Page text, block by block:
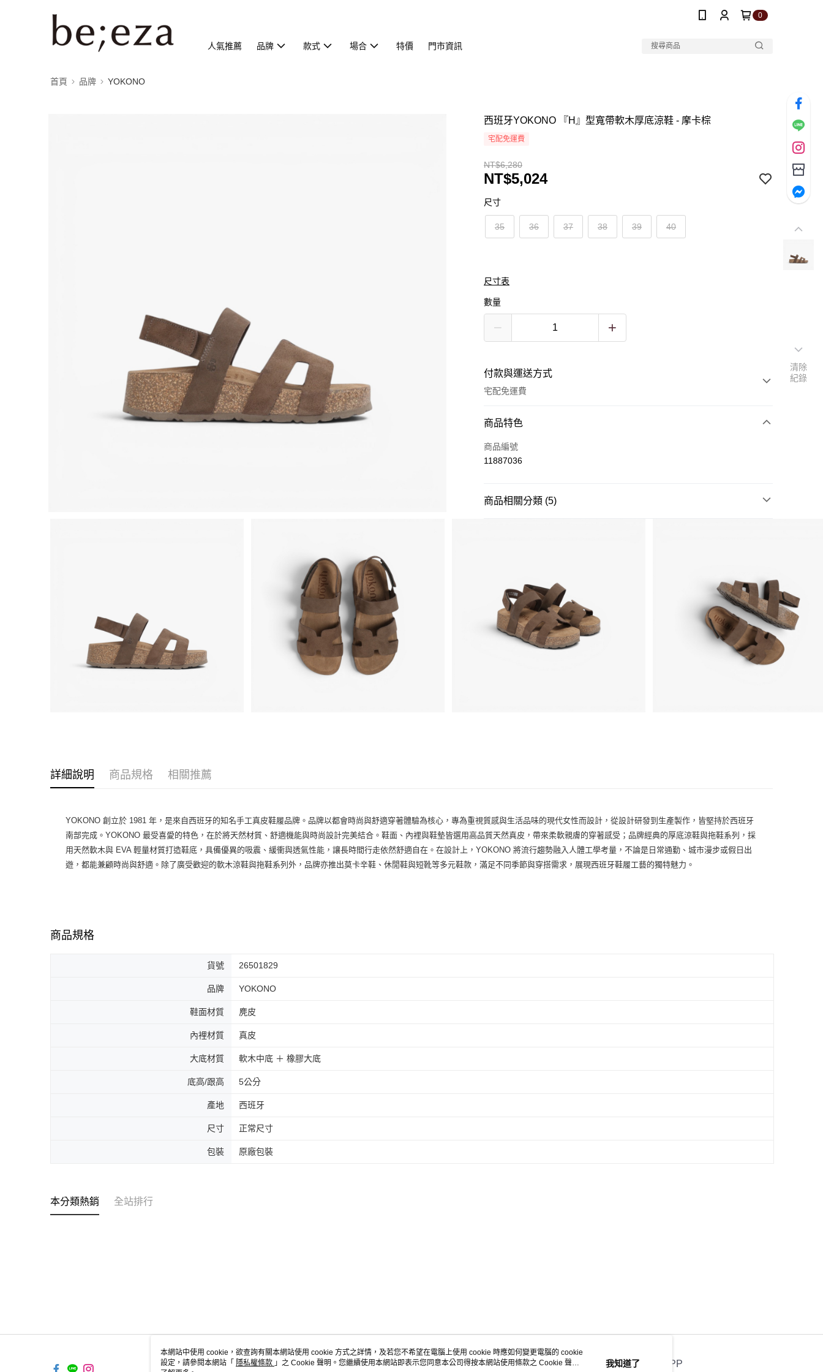
0
人氣推薦 品牌 款式 場合 特價 門市資訊
首頁 品牌 YOKONO
西班牙YOKONO 『H』型寬帶軟木厚底涼鞋 - 摩卡棕
宅配免運費
NT$6,280
NT$5,024
尺寸
35 36 37 38 39 40
尺寸表
數量
付款與運送方式
宅配免運費
付款方式
信用卡一次付款
免運費
商品特色
商品編號
11887036
商品相關分類 (5)
假期派對
戶外流行
詳細說明 商品規格 相關推薦
YOKONO 創立於 1981 年，是來自西班牙的知名手工真皮鞋履品牌。品牌以都會時尚與舒適穿著體驗為核心，專為重視質感與生活品味的現代女性而設計，從設計研發到生產製作，皆堅持於西班牙
南部完成。YOKONO 最受喜愛的特色，在於將天然材質、舒適機能與時尚設計完美結合。鞋面、內裡與鞋墊皆選用高品質天然真皮，帶來柔軟親膚的穿著感受；品牌經典的厚底涼鞋與拖鞋系列，採
用天然軟木與 EVA 輕量材質打造鞋底，具備優異的吸震、緩衝與透氣性能，讓長時間行走依然舒適自在。在設計上，YOKONO 將流行趨勢融入人體工學考量，不論是日常通勤、城市漫步或假日出
遊，都能兼顧時尚與舒適。除了廣受歡迎的軟木涼鞋與拖鞋系列外，品牌亦推出莫卡辛鞋、休閒鞋與短靴等多元鞋款，滿足不同季節與穿搭需求，展現西班牙鞋履工藝的獨特魅力。
商品規格
貨號 26501829
品牌 YOKONO
鞋面材質 麂皮
內裡材質 真皮
大底材質 軟木中底 ＋ 橡膠大底
底高/跟高 5公分
產地 西班牙
尺寸 正常尺寸
包裝 原廠包裝
本分類熱銷 全站排行
關於我們 客服資訊 官方APP
清除
紀錄
本網站中使用 cookie，欲查詢有關本網站使用 cookie 方式之詳情，及若您不希望在電腦上使用 cookie 時應如何變更電腦的 cookie
設定，請參閱本網站「 隱私權條款 」之 Cookie 聲明。您繼續使用本網站即表示您同意本公司得按本網站使用條款之 Cookie 聲明
我知道了